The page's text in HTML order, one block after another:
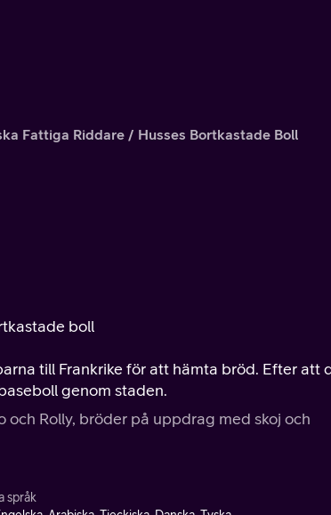
Fattiga Riddare / Husses Bortkastade Boll
boll
till Frankrike för att hämta bröd. Efter att
genom staden.
och Rolly, bröder på uppdrag med skoj och
språk